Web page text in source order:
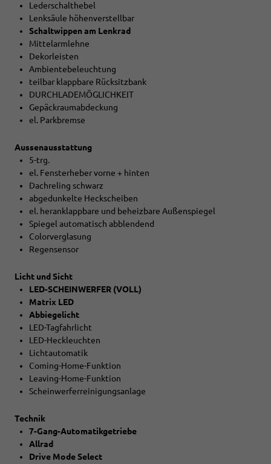
Lederschalthebel
Lenksäule höhenverstellbar
Schaltwippen am Lenkrad
Mittelarmlehne
Dekorleisten
Ambientebeleuchtung
teilbar klappbare Rücksitzbank
DURCHLADEMÖGLICHKEIT
Gepäckraumabdeckung
el. Parkbremse
Aussenausstattung
5-trg.
el. Fensterheber vorne + hinten
Dachreling schwarz
abgedunkelte Heckscheiben
el. heranklappbare und beheizbare Außenspiegel
Spiegel automatisch abblendend
Colorverglasung
Regensensor
Licht und Sicht
LED-SCHEINWERFER (VOLL)
Matrix LED
Abbiegelicht
LED-Tagfahrlicht
LED-Heckleuchten
Lichtautomatik
Coming-Home-Funktion
Leaving-Home-Funktion
Scheinwerferreinigungsanlage
Technik
7-Gang-Automatikgetriebe
Allrad
Drive Mode Select